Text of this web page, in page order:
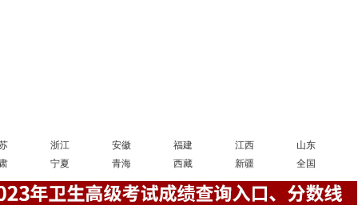
浙江 安徽 福建 江西
山东
宁夏 青海 西藏 新疆 全国